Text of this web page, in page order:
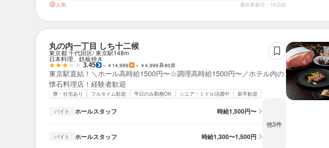
人気 最終更新日：16日前
丸の内一丁目 しち十二候
東京都 千代田区 東京駅148m
日本料理、鉄板焼き
3.45 ～￥14,999 ～￥4,999 80席
東京駅直結！＼ホール高時給1500円〜☆調理高時給1500円〜／ホテル内の
懐石料理店！経験者歓迎
寮・社宅あり フルタイム歓迎 平日のみ勤務OK シニア・ミドル活躍中 新卒歓迎
バイト ホールスタッフ 時給1,500円〜
バイト ホールスタッフ 時給1,300〜1,500円
他3件